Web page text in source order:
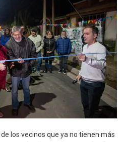
los vecinos que ya no tienen más